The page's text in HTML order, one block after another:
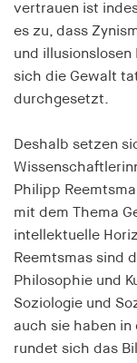
vertrauen ist
es zu, dass
und
sich die Gewalt
durchgesetzt.
Deshalb setzen
Philipp
mit dem Thema
intellektuelle
Reemtsmas sind
Philosophie und
Soziologie und
auch sie haben in
rundet sich das
Name:
fe_typo_user
Anbieter:
Cookie
Name:
Anbieter: